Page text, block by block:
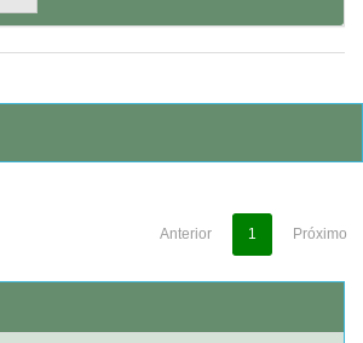
Anterior 1 Próximo